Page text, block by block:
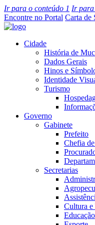
Ir para o conteúdo 1 Ir para
Encontre no Portal Carta de
Cidade
História de
Dados Gerais
Hinos e
Identidade
Turismo
Governo
Gabinete
Prefeito
Chefia
Secretarias
Cultura
Educação